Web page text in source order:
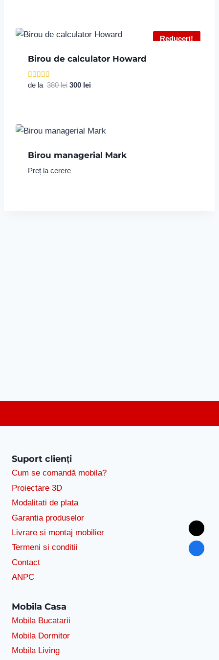
Reduceri!
Birou de calculator Howard
Evaluat la
de la380lei Prețul
380 lei.
300 leiPrețul
Birou managerial Mark
Preț la cerere
Suport clienți
Cum se comandă mobila?
Proiectare 3D
Modalitati de plata
Garantia produselor
Livrare si montaj mobilier
Termeni si conditii
Contact
ANPC
Mobila Casa
Mobila Bucatarii
Mobila Dormitor
Mobila Living